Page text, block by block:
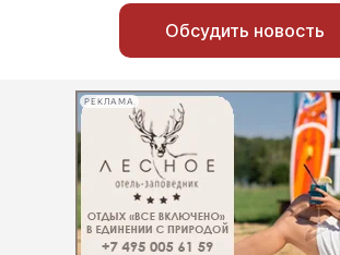
Обсудить новость
РЕКЛАМА